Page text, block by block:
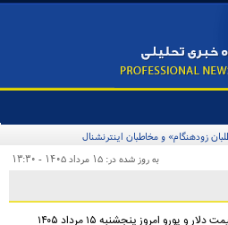
زودهنگام» و مخاطبان اینترنشنال
به روز شده در: ۱۵ مرداد ۱۴۰۵ - ۱۳:۳۰
دلار و یورو امروز پنجشنبه ۱۵ مرداد ۱۴۰۵